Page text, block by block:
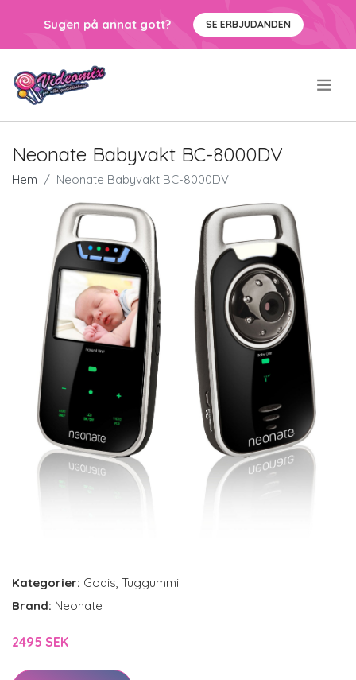
Sugen på annat gott? SE ERBJUDANDEN
Neonate Babyvakt BC-8000DV
Hem Neonate Babyvakt BC-8000DV
Kategorier: Godis, Tuggummi
Brand: Neonate
2495 SEK